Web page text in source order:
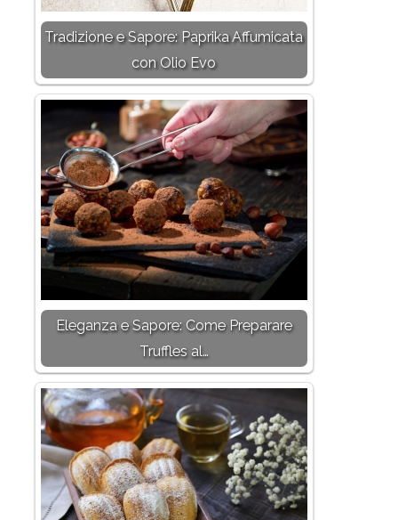
Tradizione e Sapore: Paprika Affumicata
con Olio Evo
Eleganza e Sapore: Come Preparare
Truffles al…